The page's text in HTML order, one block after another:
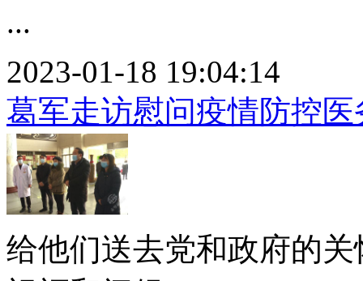
...
2023-01-18 19:04:14
葛军走访慰问疫情防控医
给他们送去党和政府的